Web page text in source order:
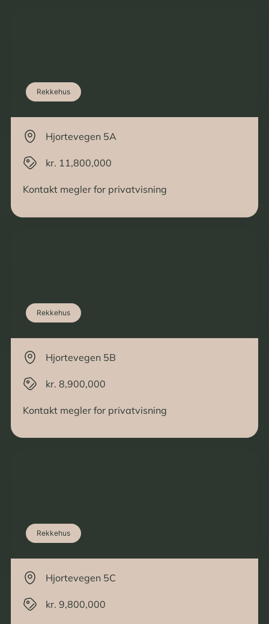
Rekkehus
Hjortevegen 5A
kr. 11,800,000
Kontakt megler for privatvisning
Rekkehus
Hjortevegen 5B
kr. 8,900,000
Kontakt megler for privatvisning
Rekkehus
Hjortevegen 5C
kr. 9,800,000